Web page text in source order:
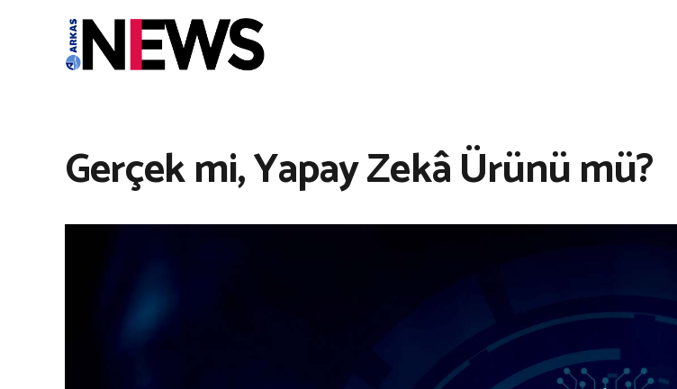
Gerçek mi, Yapay Zekâ Ürünü mü?